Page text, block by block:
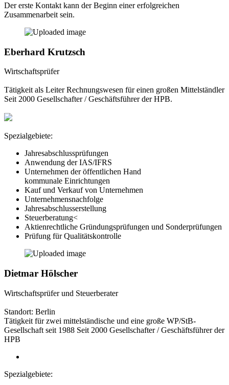
Der erste Kontakt kann der Beginn einer erfolgreichen
Zusammenarbeit sein.
Eberhard Krutzsch
Wirtschaftsprüfer
Tätigkeit als Leiter Rechnungswesen für einen großen Mittelständler
Seit 2000 Gesellschafter / Geschäftsführer der HPB.
Spezialgebiete:
Jahresabschlussprüfungen
Anwendung der IAS/IFRS
Unternehmen der öffentlichen Hand
kommunale Einrichtungen
Kauf und Verkauf von Unternehmen
Unternehmensnachfolge
Jahresabschlusserstellung
Steuerberatung<
Aktienrechtliche Gründungsprüfungen und Sonderprüfungen
Prüfung für Qualitätskontrolle
Dietmar Hölscher
Wirtschaftsprüfer und Steuerberater
Standort: Berlin
Tätigkeit für zwei mittelständische und eine große WP/StB-
Gesellschaft seit 1988 Seit 2000 Gesellschafter / Geschäftsführer der
HPB
Spezialgebiete: